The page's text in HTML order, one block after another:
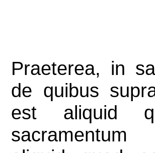
Praeterea, in
de quibus
est aliquid